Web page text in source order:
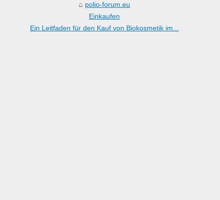
polio-forum.eu
Einkaufen
Ein Leitfaden für den Kauf von Biokosmetik im...